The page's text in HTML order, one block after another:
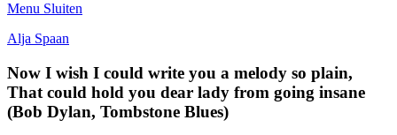
Menu Sluiten
Alja Spaan
Now I wish I could write you a melody so plain,
That could hold you dear lady from going insane
(Bob Dylan, Tombstone Blues)